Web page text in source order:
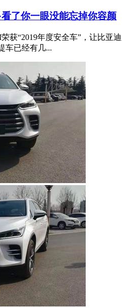
了你一眼没能忘掉你容颜
获“2019年度安全车”，让比
车已经有几...